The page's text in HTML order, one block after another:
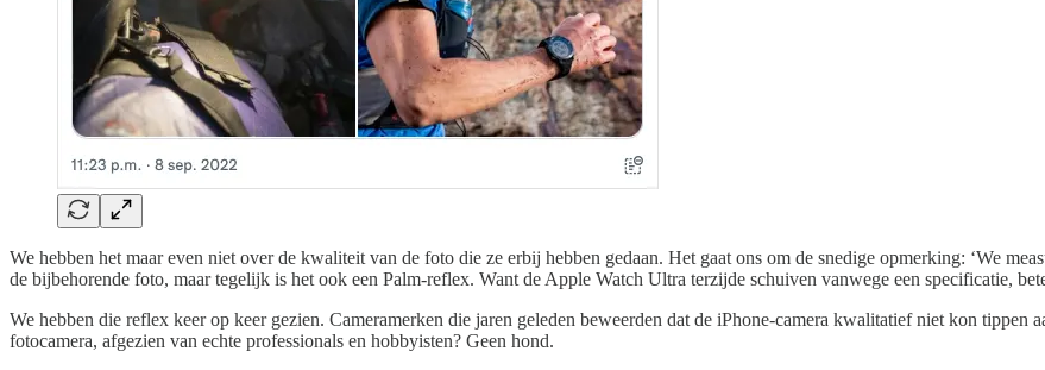
We hebben het maar even niet over de kwaliteit van de foto die ze erbij hebben gedaan. Het gaat ons om de snedige opmerking: ‘We
de bijbehorende foto, maar tegelijk is het ook een Palm-reflex. Want de Apple Watch Ultra terzijde schuiven vanwege een specificatie,
We hebben die reflex keer op keer gezien. Cameramerken die jaren geleden beweerden dat de iPhone-camera kwalitatief niet kon tippen
fotocamera, afgezien van echte professionals en hobbyisten? Geen hond.